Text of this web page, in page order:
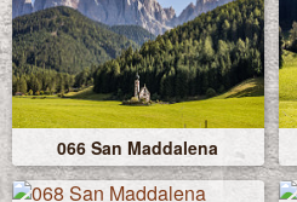
066 San Maddalena